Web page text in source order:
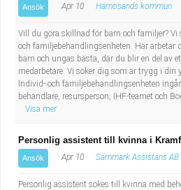
Ansök Apr 10 Härnösands kommun
Vill du göra skillnad för barn och familjer? Vi
och familjebehandlingsenheten. Här arbetar
barn och ungas bästa, där du blir en del av
medarbetare. Vi söker dig som är trygg i din
Individ- och familjebehandlingsenheten
behandlare, resursperson, IHF-teamet och
Visa mer
Personlig assistent till kvinna i
Ansök Apr 10 Särnmark Assistans AB
Personlig assistent sökes till kvinna med